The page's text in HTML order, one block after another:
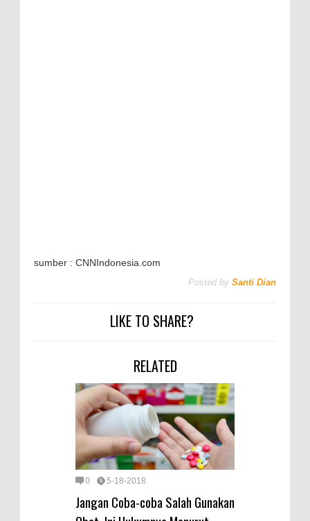
sumber : CNNIndonesia.com
Posted by Santi Dian
LIKE TO SHARE?
RELATED
0 5-18-2018
Jangan Coba-coba Salah Gunakan